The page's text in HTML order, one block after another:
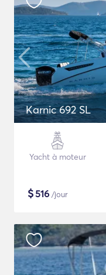
Karnic 692 SL
Yacht à moteur
$516 /jour